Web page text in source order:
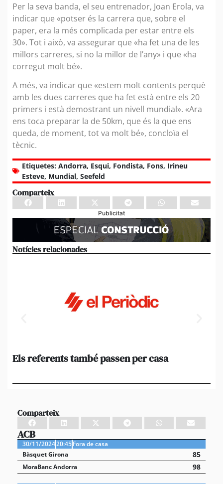
Per la seva banda, el seu entrenador, Joan Erola, va
indicar que «potser és la carrera que, sobre el
paper, era la més complicada per estar entre els
30». Tot i això, va assegurar que «ha fet una de les
millors carreres, si no la millor de l’any» i que «ha
corregut molt bé».
A més, va indicar que «estem molt contents perquè
amb les dues carreres que ha fet està entre els 20
primers i està demostrant un nivell mundial». «Ara
ens toca preparar la de 50km, que és la que ens
queda, de moment, tot va molt bé», concloïa el
tècnic.
Etiquetes: Andorra, Esqui, Fondista, Fons, Irineu
Esteve, Mundial, Seefeld
Comparteix
Publicitat
Notícies relacionades
Els referents també passen per casa
Comparteix
ACB
30/11/202420:45Fora de casa
Bàsquet Girona
85
MoraBanc Andorra 98